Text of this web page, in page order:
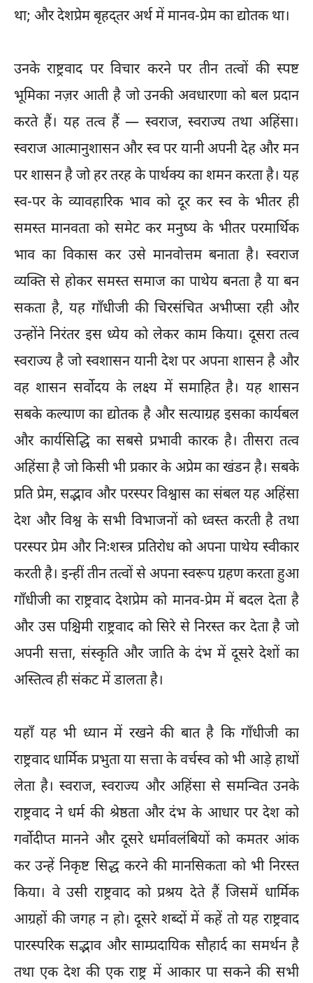
था; और देशप्रेम बृहद्तर अर्थ में मानव-प्रेम का द्योतक था।
उनके राष्ट्रवाद पर विचार करने पर तीन तत्वों की स्पष्ट
भूमिका नज़र आती है जो उनकी अवधारणा को बल प्रदान
करते हैं। यह तत्व हैं — स्वराज, स्वराज्य तथा अहिंसा।
स्वराज आत्मानुशासन और स्व पर यानी अपनी देह और मन
पर शासन है जो हर तरह के पार्थक्य का शमन करता है। यह
स्व-पर के व्यावहारिक भाव को दूर कर स्व के भीतर ही
समस्त मानवता को समेट कर मनुष्य के भीतर परमार्थिक
भाव का विकास कर उसे मानवोत्तम बनाता है। स्वराज
व्यक्ति से होकर समस्त समाज का पाथेय बनता है या बन
सकता है, यह गाँधीजी की चिरसंचित अभीप्सा रही और
उन्होंने निरंतर इस ध्येय को लेकर काम किया। दूसरा तत्व
स्वराज्य है जो स्वशासन यानी देश पर अपना शासन है और
वह शासन सर्वोदय के लक्ष्य में समाहित है। यह शासन
सबके कल्याण का द्योतक है और सत्याग्रह इसका कार्यबल
और कार्यसिद्धि का सबसे प्रभावी कारक है। तीसरा तत्व
अहिंसा है जो किसी भी प्रकार के अप्रेम का खंडन है। सबके
प्रति प्रेम, सद्भाव और परस्पर विश्वास का संबल यह अहिंसा
देश और विश्व के सभी विभाजनों को ध्वस्त करती है तथा
परस्पर प्रेम और निःशस्त्र प्रतिरोध को अपना पाथेय स्वीकार
करती है। इन्हीं तीन तत्वों से अपना स्वरूप ग्रहण करता हुआ
गाँधीजी का राष्ट्रवाद देशप्रेम को मानव-प्रेम में बदल देता है
और उस पश्चिमी राष्ट्रवाद को सिरे से निरस्त कर देता है जो
अपनी सत्ता, संस्कृति और जाति के दंभ में दूसरे देशों का
अस्तित्व ही संकट में डालता है।
यहाँ यह भी ध्यान में रखने की बात है कि गाँधीजी का
राष्ट्रवाद धार्मिक प्रभुता या सत्ता के वर्चस्व को भी आड़े हाथों
लेता है। स्वराज, स्वराज्य और अहिंसा से समन्वित उनके
राष्ट्रवाद ने धर्म की श्रेष्ठता और दंभ के आधार पर देश को
गर्वोदीप्त मानने और दूसरे धर्मावलंबियों को कमतर आंक
कर उन्हें निकृष्ट सिद्ध करने की मानसिकता को भी निरस्त
किया। वे उसी राष्ट्रवाद को प्रश्रय देते हैं जिसमें धार्मिक
आग्रहों की जगह न हो। दूसरे शब्दों में कहें तो यह राष्ट्रवाद
पारस्परिक सद्भाव और साम्प्रदायिक सौहार्द का समर्थन है
तथा एक देश की एक राष्ट्र में आकार पा सकने की सभी